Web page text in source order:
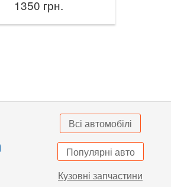
1350 грн.
Всі автомобілі
Популярні авто
Кузовні запчастини